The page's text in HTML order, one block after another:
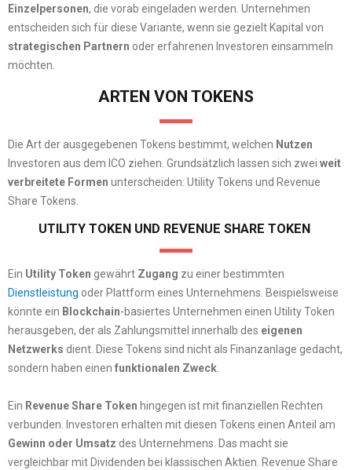
Einzelpersonen, die vorab eingeladen werden. Unternehmen
entscheiden sich für diese Variante, wenn sie gezielt Kapital von
strategischen Partnern oder erfahrenen Investoren einsammeln
möchten.
ARTEN VON TOKENS
Die Art der ausgegebenen Tokens bestimmt, welchen Nutzen
Investoren aus dem ICO ziehen. Grundsätzlich lassen sich zwei weit
verbreitete Formen unterscheiden: Utility Tokens und Revenue
Share Tokens.
UTILITY TOKEN UND REVENUE SHARE TOKEN
Ein Utility Token gewährt Zugang zu einer bestimmten
Dienstleistung oder Plattform eines Unternehmens. Beispielsweise
könnte ein Blockchain-basiertes Unternehmen einen Utility Token
herausgeben, der als Zahlungsmittel innerhalb des eigenen
Netzwerks dient. Diese Tokens sind nicht als Finanzanlage gedacht,
sondern haben einen funktionalen Zweck
Ein Revenue Share Token hingegen ist mit finanziellen Rechten
verbunden. Investoren erhalten mit diesen Tokens einen Anteil am
Gewinn oder Umsatz des Unternehmens. Das macht sie
vergleichbar mit Dividenden bei klassischen Aktien. Revenue Share